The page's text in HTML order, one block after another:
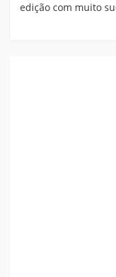
edição com muito